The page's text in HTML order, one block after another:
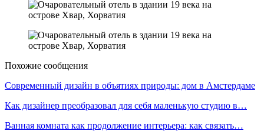
Похожие сообщения
Современный дизайн в объятиях природы: дом в Амстердаме
Как дизайнер преобразовал для себя маленькую студию в…
Ванная комната как продолжение интерьера: как связать…